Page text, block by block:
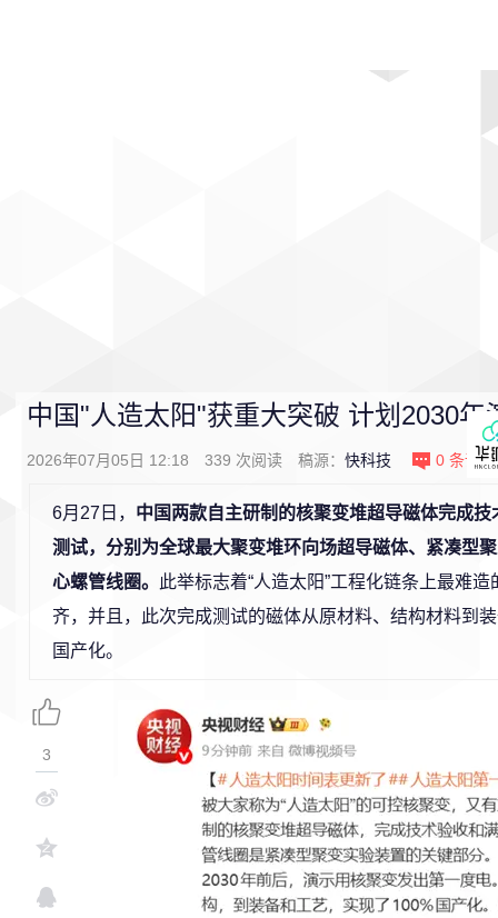
中国"人造太阳"获重大突破 计划2030年
2026年07月05日 12:18 339 次阅读 稿源： 快科技 0 条评论
6月27日， 中国两款自主研制的核聚变堆超导磁体完成
测试，分别为全球最大聚变堆环向场超导磁体、紧凑型
心螺管线圈。
此举标志着“人造太阳”工程化链条上最难
齐，并且，此次完成测试的磁体从原材料、结构材料到
国产化。
3